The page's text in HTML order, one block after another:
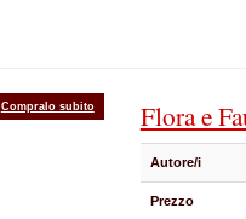
Compralo subito Flora e
Autore/i
Prezzo